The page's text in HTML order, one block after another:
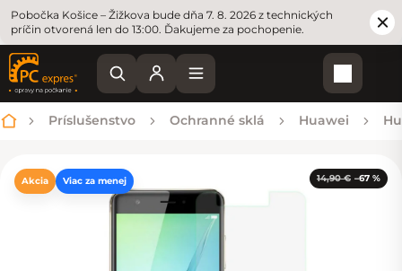
Pobočka Košice – Žižkova bude dňa 7. 8. 2026 z technických
príčin otvorená len do 13:00. Ďakujeme za pochopenie.
Domov
Príslušenstvo Ochranné sklá Huawei
Akcia Viac za menej 14,90 € –67 %